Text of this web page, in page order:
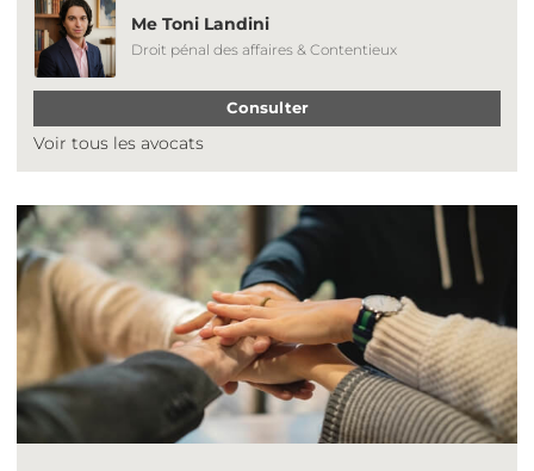
Me Toni Landini
Droit pénal des affaires & Contentieux
Consulter
Voir tous les avocats